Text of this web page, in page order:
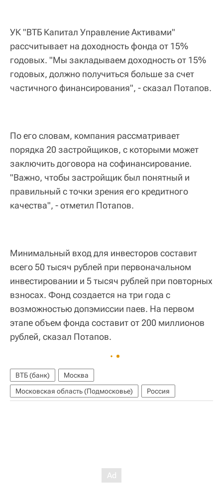
УК "ВТБ Капитал Управление Активами"
рассчитывает на доходность фонда от 15%
годовых. "Мы закладываем доходность от 15%
годовых, должно получиться больше за счет
частичного финансирования", - сказал Потапов.
По его словам, компания рассматривает
порядка 20 застройщиков, с которыми может
заключить договора на софинансирование.
"Важно, чтобы застройщик был понятный и
правильный с точки зрения его кредитного
качества", - отметил Потапов.
Минимальный вход для инвесторов составит
всего 50 тысяч рублей при первоначальном
инвестировании и 5 тысяч рублей при повторных
взносах. Фонд создается на три года с
возможностью допэмиссии паев. На первом
этапе объем фонда составит от 200 миллионов
рублей, сказал Потапов.
ВТБ (банк)
Москва
Московская область (Подмосковье)
Россия